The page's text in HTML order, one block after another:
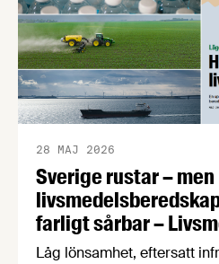
Sverige rustar – men
farligt sårbar –
28 MAJ 2026
Låg lönsamhet, eftersatt